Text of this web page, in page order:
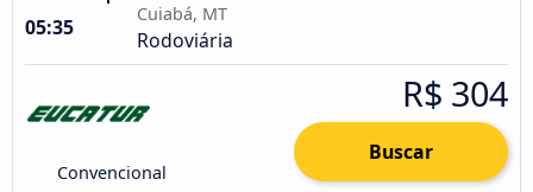
05:35
Cuiabá, MT
Rodoviária
Convencional
R$ 304
Buscar